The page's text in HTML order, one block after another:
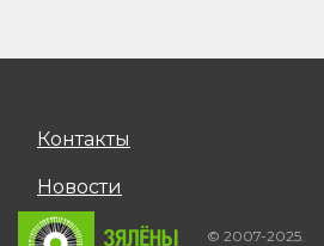
Контакты
Новости
© 2007-2025.